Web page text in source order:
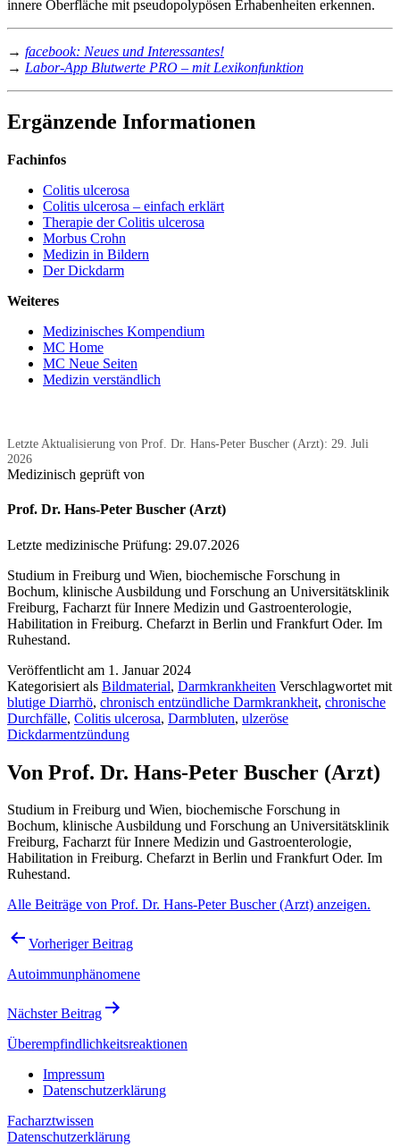
innere Oberfläche mit pseudopolypösen Erhabenheiten erkennen.
→ facebook: Neues und Interessantes!
→ Labor-App Blutwerte PRO – mit Lexikonfunktion
Ergänzende Informationen
Fachinfos
Colitis ulcerosa
Colitis ulcerosa – einfach erklärt
Therapie der Colitis ulcerosa
Morbus Crohn
Medizin in Bildern
Der Dickdarm
Weiteres
Medizinisches Kompendium
MC Home
MC Neue Seiten
Medizin verständlich
Letzte Aktualisierung von Prof. Dr. Hans-Peter Buscher (Arzt): 29. Juli
2026
Medizinisch geprüft von
Prof. Dr. Hans-Peter Buscher (Arzt)
Letzte medizinische Prüfung: 29.07.2026
Studium in Freiburg und Wien, biochemische Forschung in
Bochum, klinische Ausbildung und Forschung an Universitätsklinik
Freiburg, Facharzt für Innere Medizin und Gastroenterologie,
Habilitation in Freiburg. Chefarzt in Berlin und Frankfurt Oder. Im
Ruhestand.
Veröffentlicht am 1. Januar 2024
Kategorisiert als Bildmaterial, Darmkrankheiten Verschlagwortet mit
blutige Diarrhö, chronisch entzündliche Darmkrankheit, chronische
Durchfälle, Colitis ulcerosa, Darmbluten, ulzeröse
Dickdarmentzündung
Von Prof. Dr. Hans-Peter Buscher (Arzt)
Studium in Freiburg und Wien, biochemische Forschung in
Bochum, klinische Ausbildung und Forschung an Universitätsklinik
Freiburg, Facharzt für Innere Medizin und Gastroenterologie,
Habilitation in Freiburg. Chefarzt in Berlin und Frankfurt Oder. Im
Ruhestand.
Alle Beiträge von Prof. Dr. Hans-Peter Buscher (Arzt) anzeigen.
Beitragsnavigation
Vorheriger Beitrag
Autoimmunphänomene
Nächster Beitrag
Überempfindlichkeitsreaktionen
Impressum
Datenschutzerklärung
Facharztwissen
Datenschutzerklärung